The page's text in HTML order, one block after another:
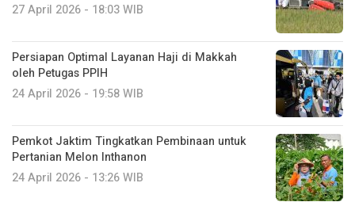
27 April 2026 - 18:03 WIB
Persiapan Optimal Layanan Haji di Makkah
oleh Petugas PPIH
24 April 2026 - 19:58 WIB
Pemkot Jaktim Tingkatkan Pembinaan untuk
Pertanian Melon Inthanon
24 April 2026 - 13:26 WIB